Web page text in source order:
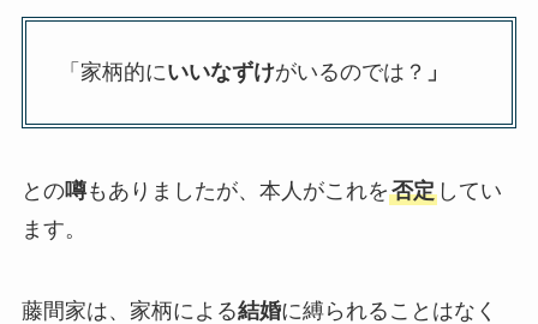
「家柄的にいいなずけがいるのでは？ 」
との噂もありましたが、本人がこれを否定してい
ます。
藤間家は、家柄による結婚に縛られることはなく